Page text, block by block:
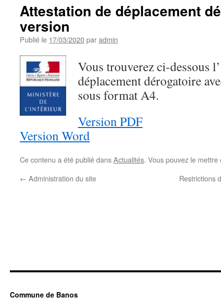
Attestation de déplacement
version
Publié le 17/03/2020paradmin
Vous trouverez ci-dessous
déplacement dérogatoire
sous format A4.
Version PDF
Version Word
Ce contenu a été publié dansActualités. Vous pouvez le
← Administration du site Restrictions
Commune de Banos